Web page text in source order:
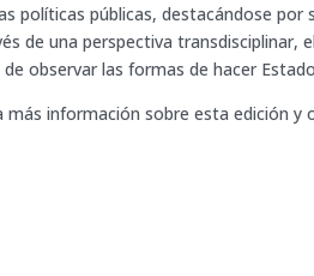
políticas públicas, destacándose
de una perspectiva transdisciplinar,
observar las formas de hacer
más información sobre esta edición